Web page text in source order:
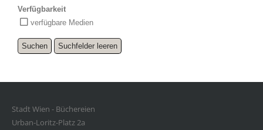
Verfügbarkeit
verfügbare Medien
Stadt Wien - Büchereien
Urban-Loritz-Platz 2a